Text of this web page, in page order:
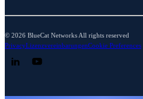
© 2026 BlueCat Networks All rights reserved
PrivacyLizenzvereinbarungenCookie Preferences
Follow us on LinkedIn
Follow us on YouTube